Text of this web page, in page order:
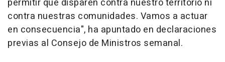
permitir que disparen contra nuestro territorio ni
contra nuestras comunidades. Vamos a actuar
en consecuencia", ha apuntado en declaraciones
previas al Consejo de Ministros semanal.